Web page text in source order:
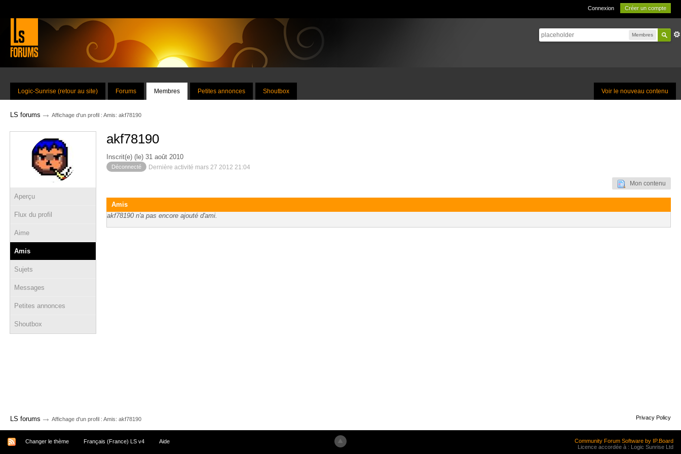
Connexion Créer un compte
Membres
Voir le nouveau contenu
Logic-Sunrise (retour au site) Forums Membres Petites annonces Shoutbox
LS forums → Affichage d'un profil : Amis: akf78190
Aperçu
Flux du profil
Aime
Amis
Sujets
Messages
Petites annonces
Shoutbox
akf78190
Inscrit(e) (le) 31 août 2010
Déconnecté Dernière activité mars 27 2012 21:04
Mon contenu
Amis
akf78190 n'a pas encore ajouté d'ami.
LS forums → Affichage d'un profil : Amis: akf78190 Privacy Policy
Changer le thème Français (France) LS v4 Aide
Community Forum Software by IP.Board
Licence accordée à : Logic Sunrise Ltd